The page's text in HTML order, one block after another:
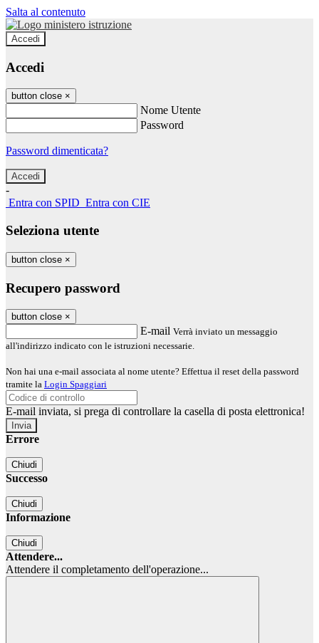
Salta al contenuto
Accedi
Accedi
button close ×
Nome Utente
Password
Password dimenticata?
-
Entra con SPID Entra con CIE
Seleziona utente
button close ×
Recupero password
button close ×
E-mail Verrà inviato un messaggio
all'indirizzo indicato con le istruzioni necessarie.
Non hai una e-mail associata al nome utente? Effettua il reset della password
tramite la Login Spaggiari
E-mail inviata, si prega di controllare la casella di posta elettronica!
Errore
Chiudi
Successo
Chiudi
Informazione
Chiudi
Attendere...
Attendere il completamento dell'operazione...